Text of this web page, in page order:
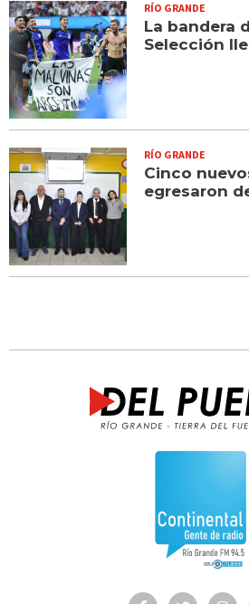
RÍO GRANDE
La bandera
Selección
RÍO GRANDE
Cinco
egresaron